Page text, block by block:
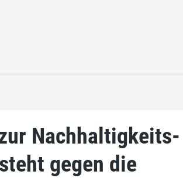
Nachhaltigkeits-
gegen die